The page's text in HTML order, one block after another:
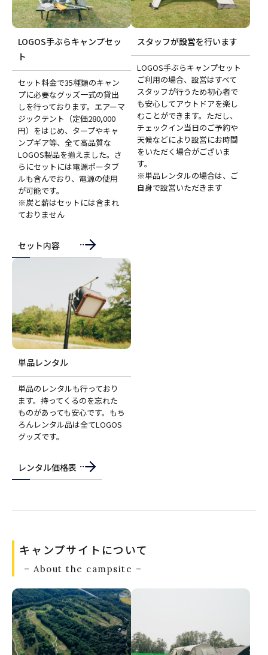
LOGOS手ぶらキャンプセッ
ト
セット料金で35種類のキャン
プに必要なグッズ一式の貸出
しを行っております。エアーマ
ジックテント（定価280,000
円）をはじめ、タープやキャ
ンプギア等、全て高品質な
LOGOS製品を揃えました。さ
らにセットには電源ポータブ
ルも含んでおり、電源の使用
が可能です。
※炭と薪はセットには含まれ
ておりません
セット内容
スタッフが設営を行います
LOGOS手ぶらキャンプセット
ご利用の場合、設営はすべて
スタッフが行うため初心者で
も安心してアウトドアを楽し
むことができます。ただし、
チェックイン当日のご予約や
天候などにより設営にお時間
をいただく場合がございま
す。
※単品レンタルの場合は、ご
自身で設営いただきます
単品レンタル
単品のレンタルも行っており
ます。持ってくるのを忘れた
ものがあっても安心です。もち
ろんレンタル品は全てLOGOS
グッズです。
レンタル価格表
キャンプサイトについて
– About the campsite –